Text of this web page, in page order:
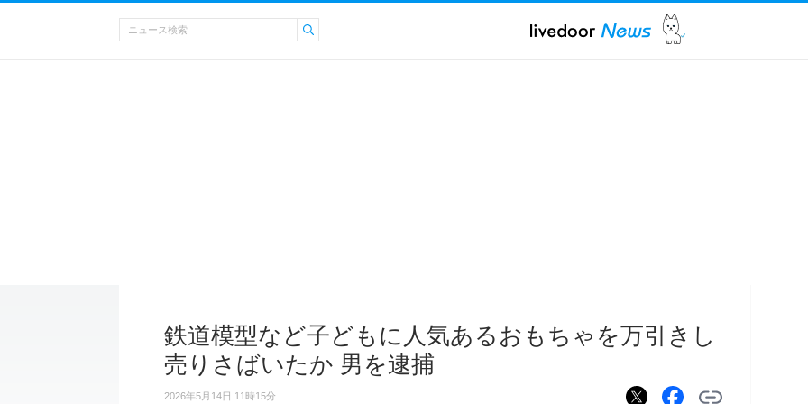
鉄道模型など子どもに人気あるおもちゃを万引きし
売りさばいたか 男を逮捕
2026年5月14日 11時15分